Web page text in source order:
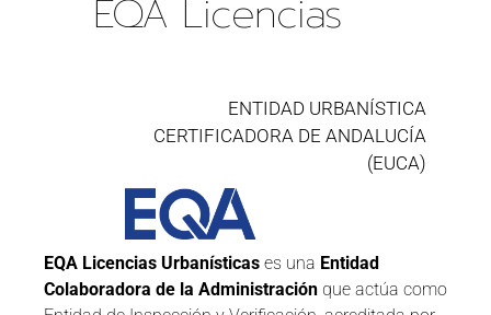
EQA Licencias
ENTIDAD URBANÍSTICA
CERTIFICADORA DE ANDALUCÍA
(EUCA)
EQA Licencias Urbanísticas es una Entidad
Colaboradora de la Administración que actúa como